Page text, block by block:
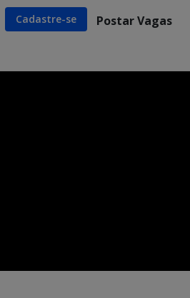
Cadastre-se Postar Vagas